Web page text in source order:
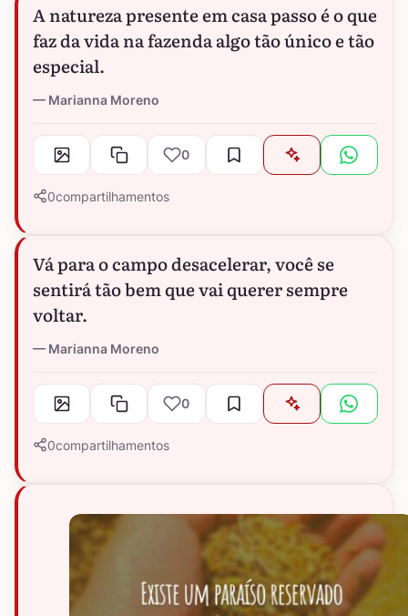
A natureza presente em casa passo é o que
faz da vida na fazenda algo tão único e tão
especial.
Marianna Moreno
0
0compartilhamentos
Vá para o campo desacelerar, você se
sentirá tão bem que vai querer sempre
voltar.
Marianna Moreno
0
0compartilhamentos